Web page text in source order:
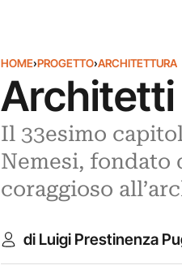
HOME›PROGETTO›ARCHITETTURA
Architetti
Il 33esimo
Nemesi, fondato
coraggioso
di Luigi Prestinenza